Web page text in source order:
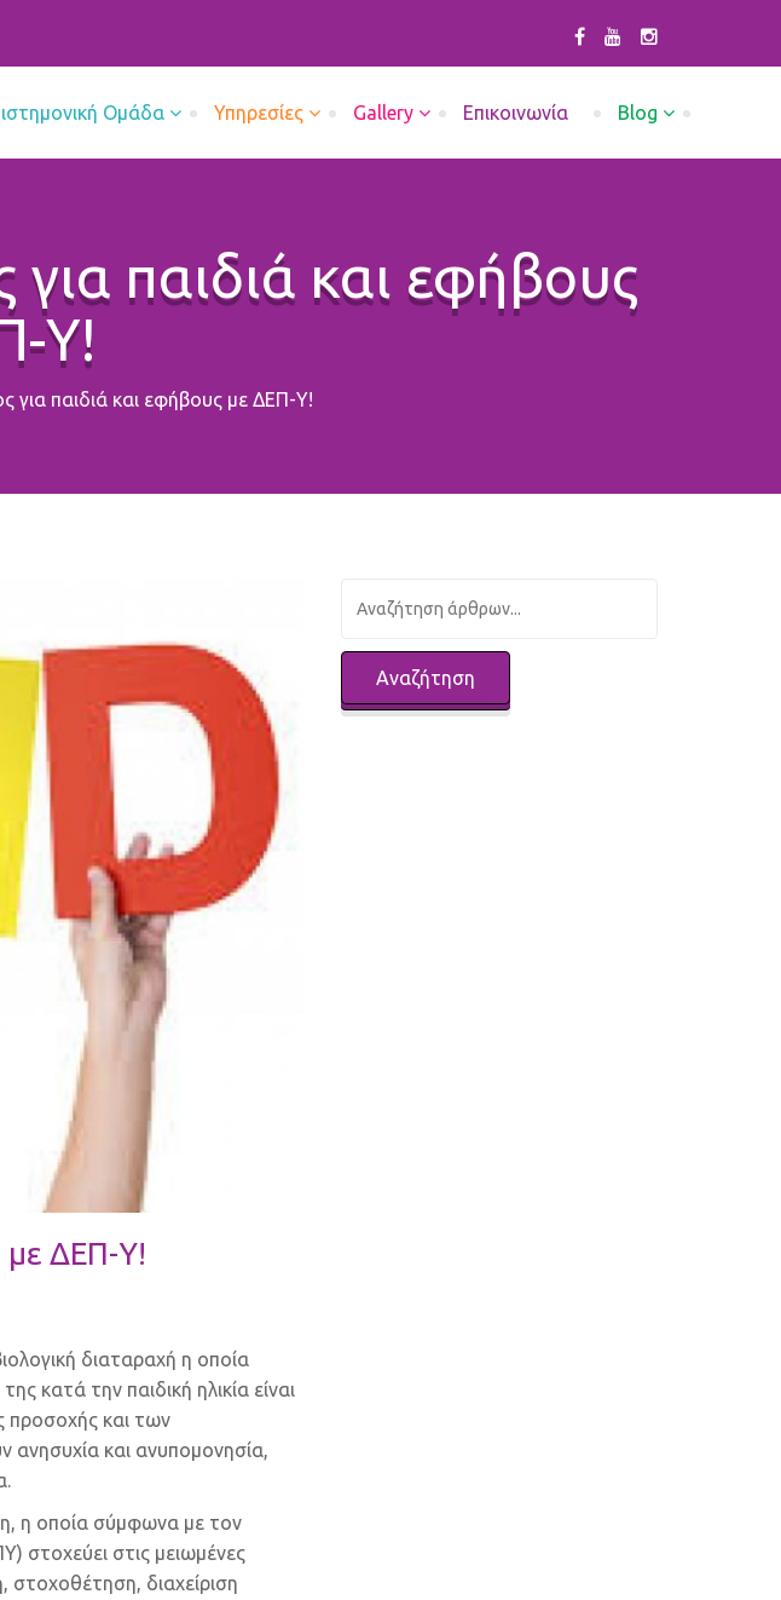
Ομάδα Υπηρεσίες Gallery Επικοινωνία Blog
παιδιά και εφήβους
Υ!
για παιδιά και εφήβους με ΔΕΠ-Υ!
με ΔΕΠ-Υ!
διαταραχή η οποία
κατά την παιδική ηλικία είναι
προσοχής και των
και ανυπομονησία,
η οποία σύμφωνα με τον
στοχεύει στις μειωμένες
στοχοθέτηση, διαχείριση